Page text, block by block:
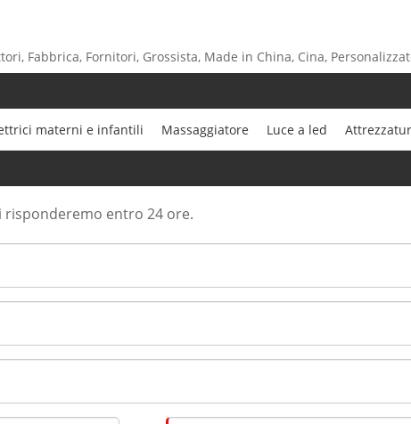
Fabbrica, Fornitori, Grossista, Made in China, Cina,
materni e infantili Massaggiatore Luce a led
entro 24 ore.